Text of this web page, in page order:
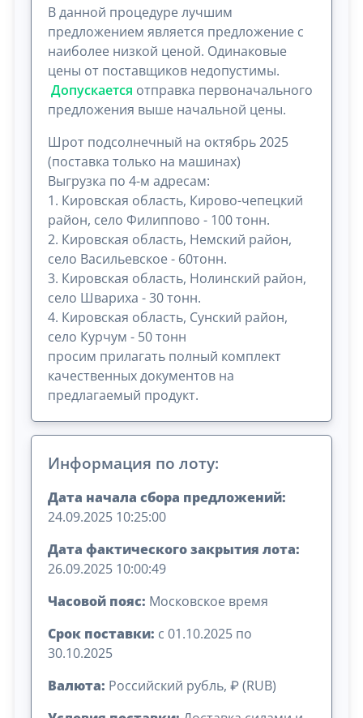
В данной процедуре лучшим
предложением является предложение с
наиболее низкой ценой. Одинаковые
цены от поставщиков недопустимы.
Допускается отправка первоначального
предложения выше начальной цены.
Шрот подсолнечный на октябрь 2025
(поставка только на машинах)
Выгрузка по 4-м адресам:
1. Кировская область, Кирово-чепецкий
район, село Филиппово - 100 тонн.
2. Кировская область, Немский район,
село Васильевское - 60тонн.
3. Кировская область, Нолинский район,
село Швариха - 30 тонн.
4. Кировская область, Сунский район,
село Курчум - 50 тонн
просим прилагать полный комплект
качественных документов на
предлагаемый продукт.
Информация по лоту:
Дата начала сбора предложений:
24.09.2025 10:25:00
Дата фактического закрытия лота:
26.09.2025 10:00:49
Часовой пояс: Московское время
Срок поставки: с 01.10.2025 по
30.10.2025
Валюта: Российский рубль, ₽ (RUB)